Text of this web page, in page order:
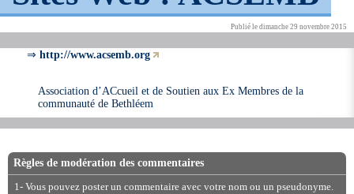
Publié le dimanche 29 novembre 2015
⇒http://www.acsemb.org
Association d’ACcueil et de Soutien aux Ex Membres de la
communauté de Bethléem
Règles de modération des commentaires
1- Vous pouvez poster un commentaire avec votre nom ou un pseudonyme.